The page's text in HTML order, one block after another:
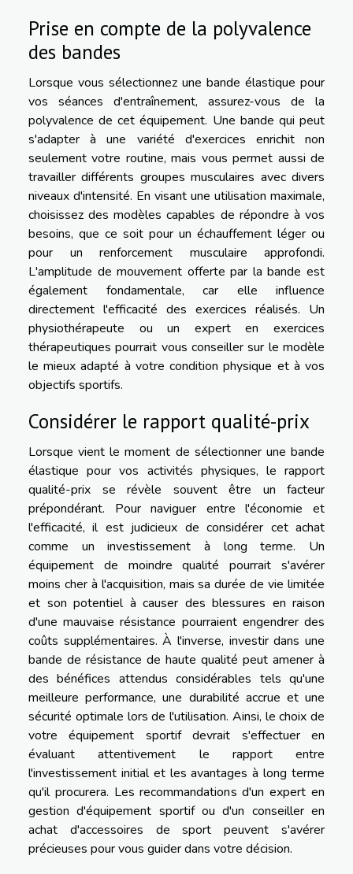
Prise en compte de la polyvalence
des bandes
Lorsque vous sélectionnez une bande élastique pour
vos séances d'entraînement, assurez-vous de la
polyvalence de cet équipement. Une bande qui peut
s'adapter à une variété d'exercices enrichit non
seulement votre routine, mais vous permet aussi de
travailler différents groupes musculaires avec divers
niveaux d'intensité. En visant une utilisation maximale,
choisissez des modèles capables de répondre à vos
besoins, que ce soit pour un échauffement léger ou
pour un renforcement musculaire approfondi.
L'amplitude de mouvement offerte par la bande est
également fondamentale, car elle influence
directement l'efficacité des exercices réalisés. Un
physiothérapeute ou un expert en exercices
thérapeutiques pourrait vous conseiller sur le modèle
le mieux adapté à votre condition physique et à vos
objectifs sportifs.
Considérer le rapport qualité-prix
Lorsque vient le moment de sélectionner une bande
élastique pour vos activités physiques, le rapport
qualité-prix se révèle souvent être un facteur
prépondérant. Pour naviguer entre l'économie et
l'efficacité, il est judicieux de considérer cet achat
comme un investissement à long terme. Un
équipement de moindre qualité pourrait s'avérer
moins cher à l'acquisition, mais sa durée de vie limitée
et son potentiel à causer des blessures en raison
d'une mauvaise résistance pourraient engendrer des
coûts supplémentaires. À l'inverse, investir dans une
bande de résistance de haute qualité peut amener à
des bénéfices attendus considérables tels qu'une
meilleure performance, une durabilité accrue et une
sécurité optimale lors de l'utilisation. Ainsi, le choix de
votre équipement sportif devrait s'effectuer en
évaluant attentivement le rapport entre
l'investissement initial et les avantages à long terme
qu'il procurera. Les recommandations d'un expert en
gestion d'équipement sportif ou d'un conseiller en
achat d'accessoires de sport peuvent s'avérer
précieuses pour vous guider dans votre décision.